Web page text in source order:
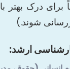
برای درک بهتر
شوند.)
ارشد: